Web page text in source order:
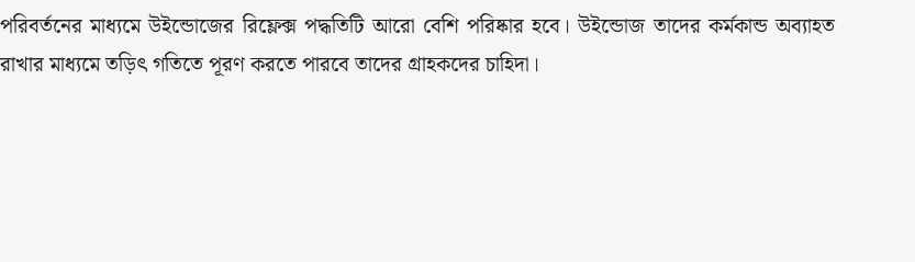
পরিবর্তনের মাধ্যমে উইন্ডোজের রিফ্লেক্স পদ্ধতিটি আরো বেশি পরিষ্কার হবে। উইন্ডোজ তাদের কর্মকান্ড অব্যাহত
রাখার মাধ্যমে তড়িৎ গতিতে পূরণ করতে পারবে তাদের গ্রাহকদের চাহিদা।